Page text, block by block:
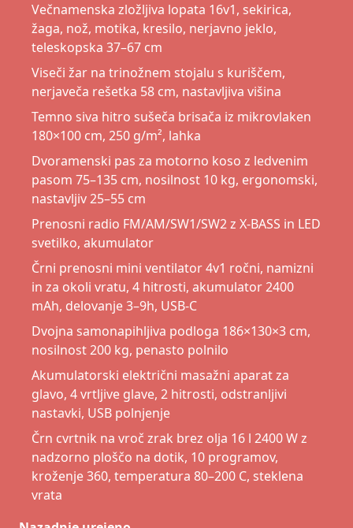
Večnamenska zložljiva lopata 16v1, sekirica,
žaga, nož, motika, kresilo, nerjavno jeklo,
teleskopska 37–67 cm
Viseči žar na trinožnem stojalu s kuriščem,
nerjaveča rešetka 58 cm, nastavljiva višina
Temno siva hitro sušeča brisača iz mikrovlaken
180×100 cm, 250 g/m², lahka
Dvoramenski pas za motorno koso z ledvenim
pasom 75–135 cm, nosilnost 10 kg, ergonomski,
nastavljiv 25–55 cm
Prenosni radio FM/AM/SW1/SW2 z X-BASS in LED
svetilko, akumulator
Črni prenosni mini ventilator 4v1 ročni, namizni
in za okoli vratu, 4 hitrosti, akumulator 2400
mAh, delovanje 3–9h, USB-C
Dvojna samonapihljiva podloga 186×130×3 cm,
nosilnost 200 kg, penasto polnilo
Akumulatorski električni masažni aparat za
glavo, 4 vrtljive glave, 2 hitrosti, odstranljivi
nastavki, USB polnjenje
Črn cvrtnik na vroč zrak brez olja 16 l 2400 W z
nadzorno ploščo na dotik, 10 programov,
kroženje 360, temperatura 80–200 C, steklena
vrata